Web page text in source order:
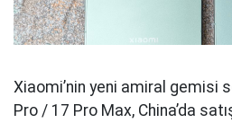
Xiaomi’nin yeni amiral gemisi
Pro / 17 Pro Max, China’da